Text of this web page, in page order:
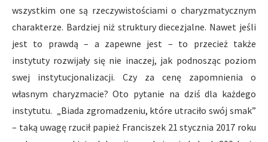
wszystkim one są rzeczywistościami o charyzmatycznym
charakterze. Bardziej niż struktury diecezjalne. Nawet jeśli
jest to prawdą – a zapewne jest – to przecież także
instytuty rozwijały się nie inaczej, jak podnosząc poziom
swej instytucjonalizacji. Czy za cenę zapomnienia o
własnym charyzmacie? Oto pytanie na dziś dla każdego
instytutu. „Biada zgromadzeniu, które utraciło swój smak”
– taką uwagę rzucił papież Franciszek 21 stycznia 2017 roku